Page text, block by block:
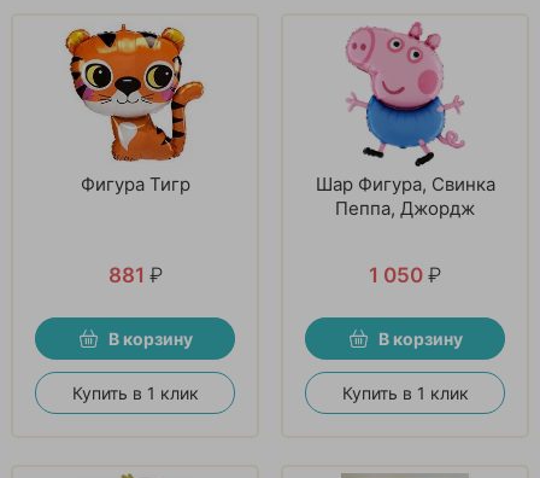
Фигура Тигр
881 ₽
В корзину
Купить в 1 клик
Шар Фигура, Свинка
Пеппа, Джордж
1 050 ₽
В корзину
Купить в 1 клик